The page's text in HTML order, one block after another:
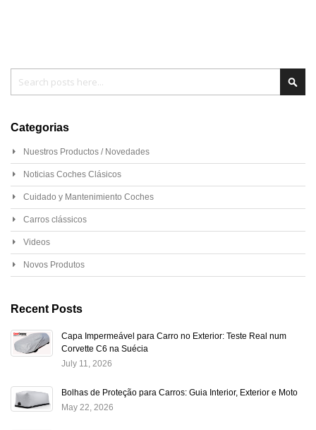
Categorias
Nuestros Productos / Novedades
Noticias Coches Clásicos
Cuidado y Mantenimiento Coches
Carros clássicos
Videos
Novos Produtos
Recent Posts
Capa Impermeável para Carro no Exterior: Teste Real num
Corvette C6 na Suécia
July 11, 2026
Bolhas de Proteção para Carros: Guia Interior, Exterior e Moto
May 22, 2026